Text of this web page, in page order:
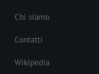
Chi siamo
Contatti
Wikipedia